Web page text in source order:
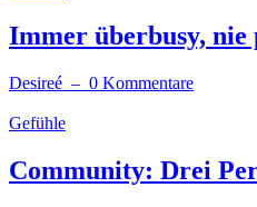
Immer überbusy, nie
Desireé – 0 Kommentare
Gefühle
Community: Drei